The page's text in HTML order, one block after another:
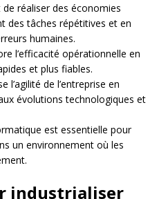
réaliser des économies
des tâches répétitives et en
humaines.
l’efficacité opérationnelle en
et plus fiables.
l’agilité de l’entreprise en
évolutions technologiques et
est essentielle pour
un environnement où les
industrialiser